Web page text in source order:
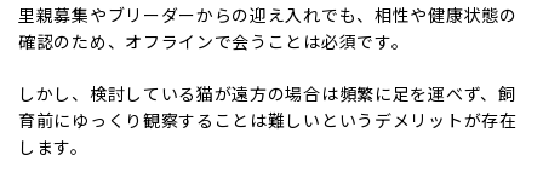
里親募集やブリーダーからの迎え入れでも、相性や健康状態の
確認のため、オフラインで会うことは必須です。
しかし、検討している猫が遠方の場合は頻繁に足を運べず、飼
育前にゆっくり観察することは難しいというデメリットが存在
します。